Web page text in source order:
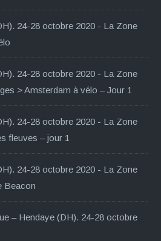
24-28 octobre 2020 - La Zone
24-28 octobre 2020 - La Zone
> Amsterdam à vélo – Jour 1
24-28 octobre 2020 - La Zone
fleuves – jour 1
24-28 octobre 2020 - La Zone
Beacon
– Hendaye (DH). 24-28 octobre